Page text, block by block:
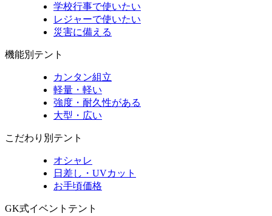
学校行事で使いたい
レジャーで使いたい
災害に備える
機能別テント
カンタン組立
軽量・軽い
強度・耐久性がある
大型・広い
こだわり別テント
オシャレ
日差し・UVカット
お手頃価格
GK式イベントテント